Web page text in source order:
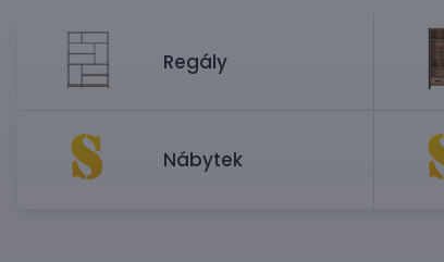
Regály
Nábytek